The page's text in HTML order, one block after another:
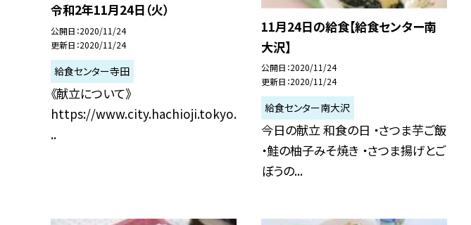
令和2年11月24日（火）
公開日 2020/11/24
更新日 2020/11/24
給食センター寺田
《献立について》
https://www.city.hachioji.tokyo.
..
11月24日の給食【給食センター南
大沢】
公開日 2020/11/24
更新日 2020/11/24
給食センター南大沢
今日の献立 和食の日 ・さつま芋ご飯
・鮭の柚子みそ焼き ・さつま揚げとご
ぼうの...